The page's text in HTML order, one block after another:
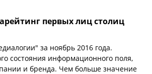
первых лиц столиц
за ноябрь 2016 года.
состояния информационного поля,
и бренда. Чем больше значение